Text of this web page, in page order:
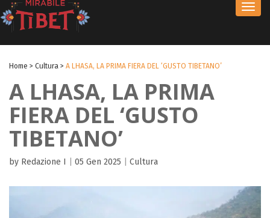
Home > Cultura > A LHASA, LA PRIMA FIERA DEL ‘GUSTO TIBETANO’
A LHASA, LA PRIMA
FIERA DEL ‘GUSTO
TIBETANO’
by Redazione I 05 Gen 2025 Cultura